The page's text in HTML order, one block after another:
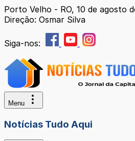
Porto Velho - RO, 10 de agosto
Direção: Osmar Silva
Siga-nos:
Menu
Notícias Tudo Aqui